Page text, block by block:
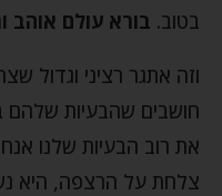
בטוב. בורא עולם אוהב
וזה אתגר רציני וגדול
חושבים שהבעיות שלהם
את רוב הבעיות שלנו
צלחת על הרצפה, היא